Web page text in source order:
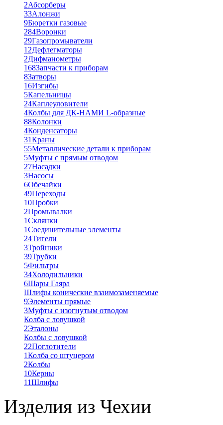
2Абсорберы
33Алонжи
9Бюретки газовые
284Воронки
29Газопромыватели
12Дефлегматоры
2Дифманометры
168Запчасти к приборам
8Затворы
16Изгибы
5Капельницы
24Каплеуловители
4Колбы для ДК-НАМИ L-образные
88Колонки
4Конденсаторы
31Краны
55Металлические детали к приборам
5Муфты с прямым отводом
27Насадки
3Насосы
6Обечайки
49Переходы
10Пробки
2Промывалки
1Склянки
1Соединительные элементы
24Тигели
3Тройники
39Трубки
5Фильтры
34Холодильники
6Шары Гаяра
Шлифы конические взаимозаменяемые
9Элементы прямые
3Муфты с изогнутым отводом
Колба с ловушкой
2Эталоны
Колбы с ловушкой
22Поглотители
1Колба со штуцером
2Колбы
10Керны
11Шлифы
Изделия из Чехии